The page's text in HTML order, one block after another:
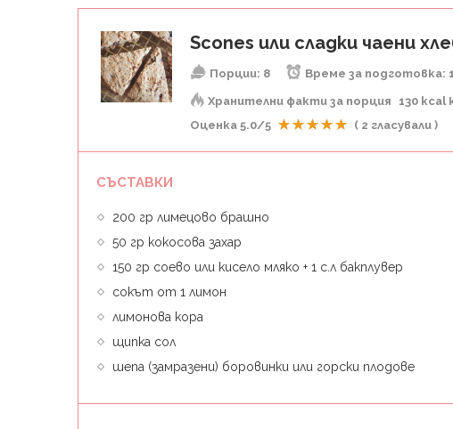
Scones или сладки чаени
Порции: 8 Време за подготовка:
Хранителни факти за порция 130 kcal
Оценка 5.0/5 ( 2 гласували )
СЪСТАВКИ
200 гр лимецово брашно
50 гр кокосова захар
150 гр соево или кисело мляко + 1 с.л бакплувер
сокът от 1 лимон
лимонова кора
щипка сол
шепа (замразени) боровинки или горски плодове